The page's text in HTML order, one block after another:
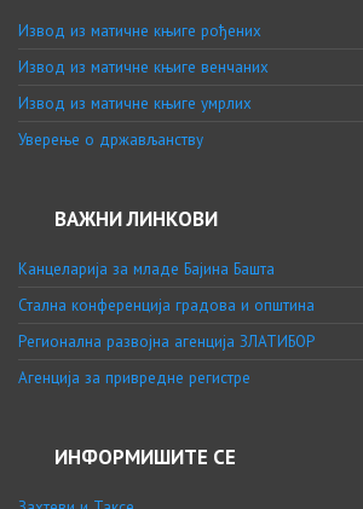
Извод из матичне књиге рођених
Извод из матичне књиге венчаних
Извод из матичне књиге умрлих
Уверење о држављанству
ВАЖНИ ЛИНКОВИ
Канцеларија за младе Бајина Башта
Стална конференција градова и општина
Регионална развојна агенција ЗЛАТИБОР
Агенција за привредне регистре
ИНФОРМИШИТЕ СЕ